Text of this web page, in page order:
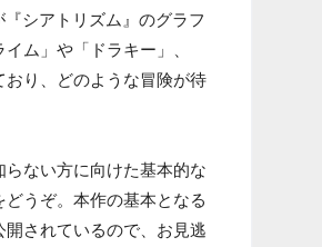
シアトリズム』のグラフ
ム」や「ドラキー」、
おり、どのような冒険が待
ない方に向けた基本的な
うぞ。本作の基本となる
されているので、お見逃